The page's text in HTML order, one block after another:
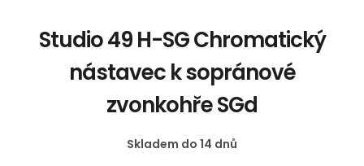
Studio 49 H-SG Chromatický
nástavec k sopránové
zvonkohře SGd
Skladem do 14 dnů